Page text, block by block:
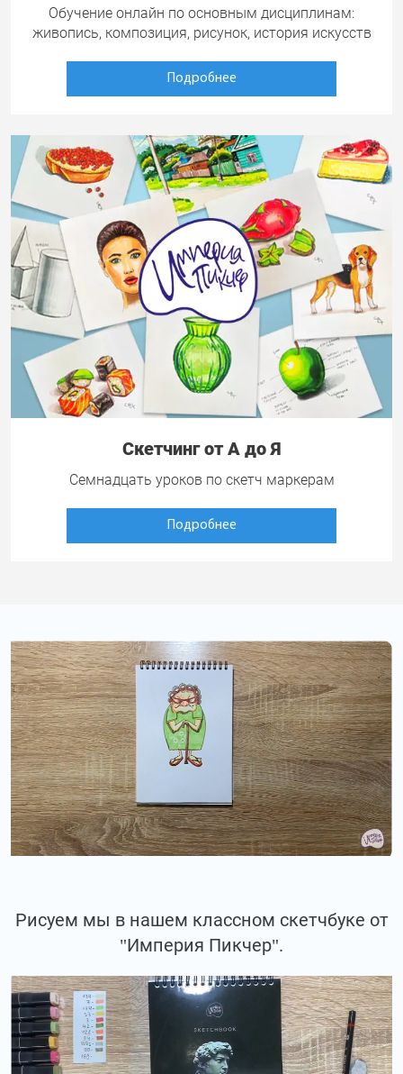
Обучение онлайн по основным дисциплинам:
живопись, композиция, рисунок, история искусств
Подробнее
Скетчинг от А до Я
Семнадцать уроков по скетч маркерам
Подробнее
Рисуем мы в нашем классном скетчбуке от
"Империя Пикчер".